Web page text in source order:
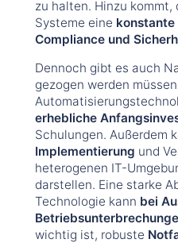
zu halten. Hinzu
Systeme eine
Compliance und
Dennoch gibt es auch
gezogen werden
erhebliche
Schulungen. Außerdem
Implementierung und
heterogenen IT-
darstellen. Eine starke
Technologie kann bei
wichtig ist, robuste